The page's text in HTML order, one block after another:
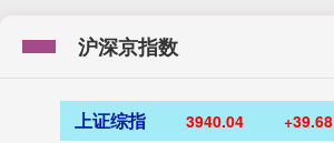
沪深京指数
上证综指 3940.04 +39.68